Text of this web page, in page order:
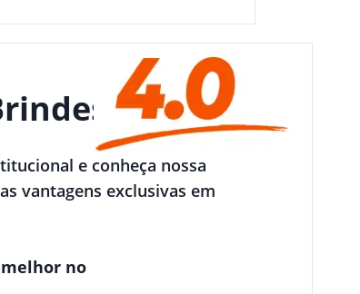
e conheça nossa
vantagens exclusivas em
no